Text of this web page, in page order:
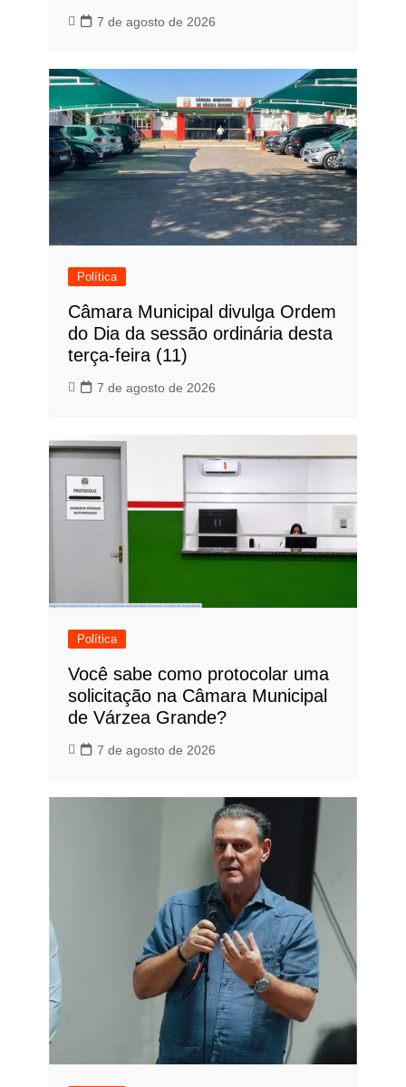
7 de agosto de 2026
Política
Câmara Municipal divulga Ordem
do Dia da sessão ordinária desta
terça-feira (11)
7 de agosto de 2026
Política
Você sabe como protocolar uma
solicitação na Câmara Municipal
de Várzea Grande?
7 de agosto de 2026